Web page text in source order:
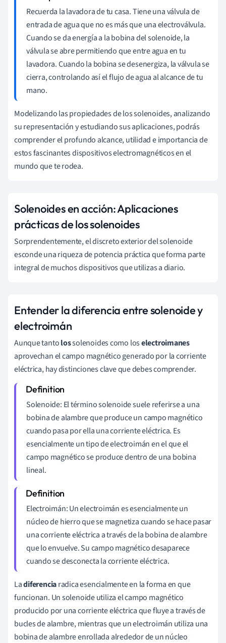
Recuerda la lavadora de tu casa. Tiene una válvula de
entrada de agua que no es más que una electroválvula.
Cuando se da energía a la bobina del solenoide, la
válvula se abre permitiendo que entre agua en tu
lavadora. Cuando la bobina se desenergiza, la válvula se
cierra, controlando así el flujo de agua al alcance de tu
mano.
Modelizando las propiedades de los solenoides, analizando
su representación y estudiando sus aplicaciones, podrás
comprender el profundo alcance, utilidad e importancia de
estos fascinantes dispositivos electromagnéticos en el
mundo que te rodea.
Solenoides en acción: Aplicaciones
prácticas de los solenoides
Sorprendentemente, el discreto exterior del solenoide
esconde una riqueza de potencia práctica que forma parte
integral de muchos dispositivos que utilizas a diario.
Entender la diferencia entre solenoide y
electroimán
Aunque tantolossolenoides como loselectroimanes
aprovechan el campo magnético generado por la corriente
eléctrica, hay distinciones clave que debes comprender.
Solenoide: El término solenoide suele referirse a una
bobina de alambre que produce un campo magnético
cuando pasa por ella una corriente eléctrica. Es
esencialmente un tipo de electroimán en el que el
campo magnético se produce dentro de una bobina
lineal.
Electroimán: Un electroimán es esencialmente un
núcleo de hierro que se magnetiza cuando se hace pasar
una corriente eléctrica a través de la bobina de alambre
que lo envuelve. Su campo magnético desaparece
cuando se desconecta la corriente eléctrica.
Ladiferenciaradica esencialmente en la forma en que
funcionan. Un solenoide utiliza el campo magnético
producido por una corriente eléctrica que fluye a través de
bucles de alambre, mientras que un electroimán utiliza una
bobina de alambre enrollada alrededor de un núcleo